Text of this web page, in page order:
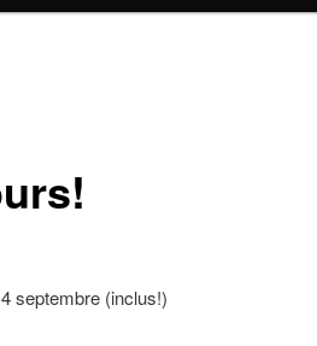
septembre (inclus!)